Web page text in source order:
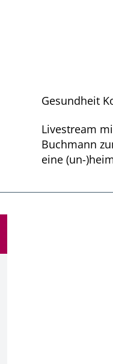
Gesundheit
Livestream
Buchmann
eine (un-